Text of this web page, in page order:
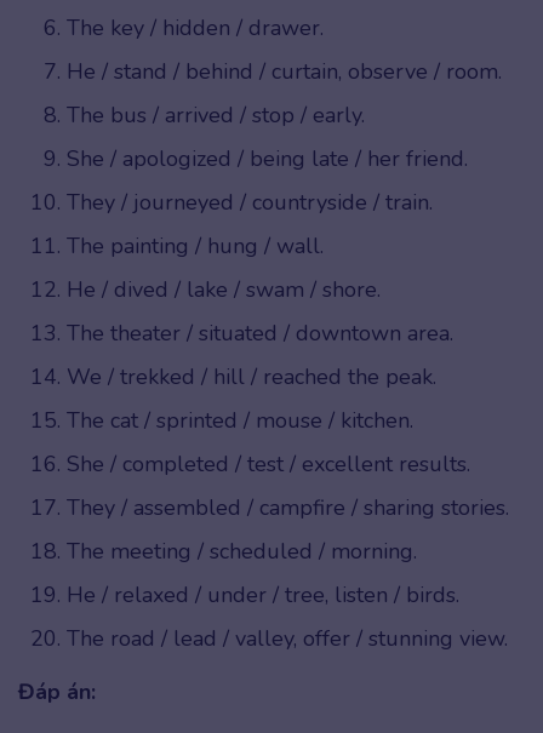
The key / hidden / drawer.
He / stand / behind / curtain, observe / room.
The bus / arrived / stop / early.
She / apologized / being late / her friend.
They / journeyed / countryside / train.
The painting / hung / wall.
He / dived / lake / swam / shore.
The theater / situated / downtown area.
We / trekked / hill / reached the peak.
The cat / sprinted / mouse / kitchen.
She / completed / test / excellent results.
They / assembled / campfire / sharing stories.
The meeting / scheduled / morning.
He / relaxed / under / tree, listen / birds.
The road / lead / valley, offer / stunning view.
Đáp án: